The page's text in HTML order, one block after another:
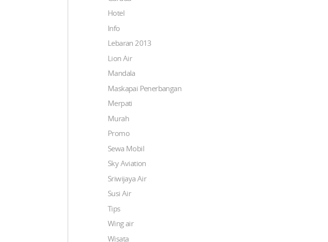
Hotel
Info
Lebaran 2013
Lion Air
Mandala
Maskapai Penerbangan
Merpati
Murah
Promo
Sewa Mobil
Sky Aviation
Sriwijaya Air
Susi Air
Tips
Wing air
Wisata